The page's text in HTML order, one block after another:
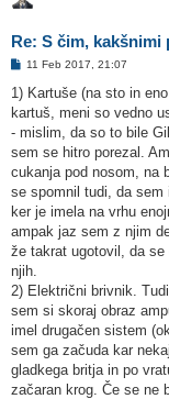
Re: S čim,
O
g
v
o
11 Feb 2017, 21:07
1) Kartuše (na sto in
kartuš, meni so vedno
- mislim, da so to bile
sem se hitro porezal.
cukanja pod nosom, na
se spomnil tudi, da sem
ker je imela na vrhu
ampak jaz sem z njim
že takrat ugotovil, da
njih.
2) Električni brivnik.
sem si skoraj obraz
imel drugačen sistem
sem ga začuda kar
gladkega britja in po
začaran krog. Če se ne